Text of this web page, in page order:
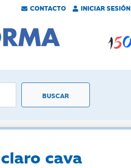
CONTACTO INICIAR SESIÓN
cava